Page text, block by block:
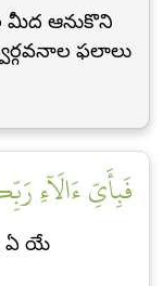
మీద ఆనుకొని
ఫలాలు
فَبِأَيِّ ءَالَآءِ
ఏ యే